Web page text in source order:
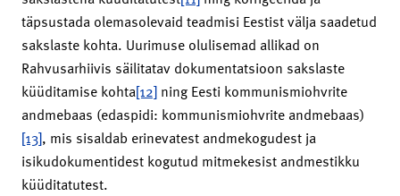
täpsustada olemasolevaid teadmisi Eestist välja saadetud
sakslaste kohta. Uurimuse olulisemad allikad on
Rahvusarhiivis säilitatav dokumentatsioon sakslaste
küüditamise kohta[12] ning Eesti kommunismiohvrite
andmebaas (edaspidi: kommunismiohvrite andmebaas)
[13], mis sisaldab erinevatest andmekogudest ja
isikudokumentidest kogutud mitmekesist andmestikku
küüditatutest.